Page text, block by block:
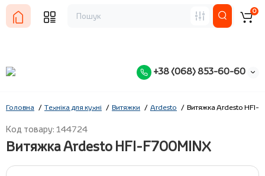
+38 (068) 853-60-60
0
Головна Техніка для кухні Витяжки Ardesto Витяжка Ardesto HFI-
Код товару: 144724
Витяжка Ardesto HFI-F700MINX